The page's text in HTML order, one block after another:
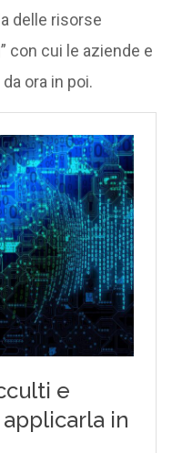
delle risorse
con cui le aziende e
ora in poi.